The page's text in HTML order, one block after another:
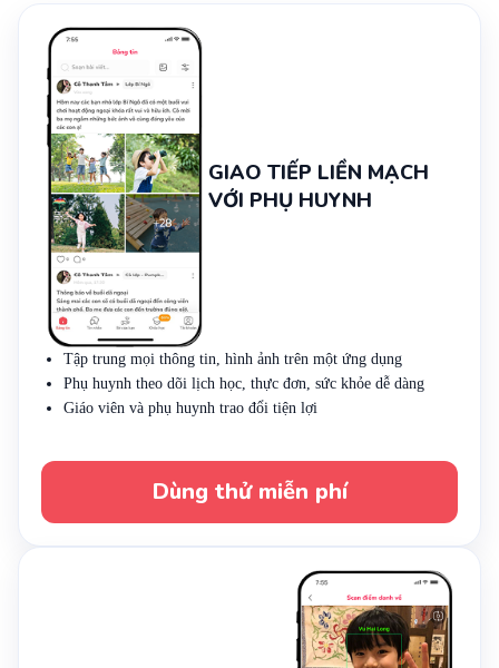
GIAO TIẾP LIỀN MẠCH
VỚI PHỤ HUYNH
Tập trung mọi thông tin, hình ảnh trên một ứng dụng
Phụ huynh theo dõi lịch học, thực đơn, sức khỏe dễ dàng
Giáo viên và phụ huynh trao đổi tiện lợi
Dùng thử miễn phí